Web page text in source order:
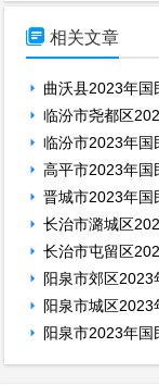
 相关文章
曲沃县2023年国
临汾市尧都区
临汾市2023年国
高平市2023年国
晋城市2023年国
长治市潞城区
长治市屯留区
阳泉市郊区2023
阳泉市城区2023
阳泉市2023年国